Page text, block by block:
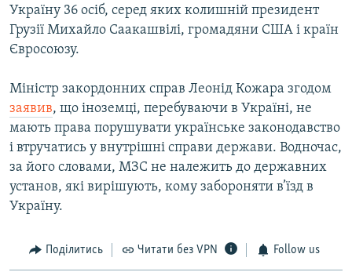
Україну 36 осіб, серед яких колишній президент
Грузії Михайло Саакашвілі, громадяни США і країн
Євросоюзу.
Міністр закордонних справ Леонід Кожара згодом
заявив, що іноземці, перебуваючи в Україні, не
мають права порушувати українське законодавство
і втручатись у внутрішні справи держави. Водночас,
за його словами, МЗС не належить до державних
установ, які вирішують, кому забороняти в’їзд в
Україну.
Поділитись Читати без VPN Follow us